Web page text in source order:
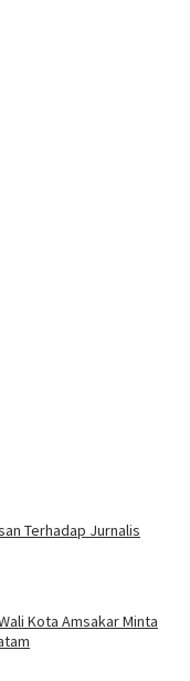
Terhadap Jurnalis
Kota Amsakar Minta